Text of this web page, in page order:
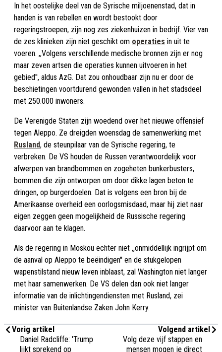
In het oostelijke deel van de Syrische miljoenenstad, dat in
handen is van rebellen en wordt bestookt door
regeringstroepen, zijn nog zes ziekenhuizen in bedrijf. Vier van
de zes klinieken zijn niet geschikt om operaties in uit te
voeren. ,,Volgens verschillende medische bronnen zijn er nog
maar zeven artsen die operaties kunnen uitvoeren in het
gebied'', aldus AzG. Dat zou onhoudbaar zijn nu er door de
beschietingen voortdurend gewonden vallen in het stadsdeel
met 250.000 inwoners.
De Verenigde Staten zijn woedend over het nieuwe offensief
tegen Aleppo. Ze dreigden woensdag de samenwerking met
Rusland, de steunpilaar van de Syrische regering, te
verbreken. De VS houden de Russen verantwoordelijk voor
afwerpen van brandbommen en zogeheten bunkerbusters,
bommen die zijn ontworpen om door dikke lagen beton te
dringen, op burgerdoelen. Dat is volgens een bron bij de
Amerikaanse overheid een oorlogsmisdaad, maar hij ziet naar
eigen zeggen geen mogelijkheid de Russische regering
daarvoor aan te klagen.
Als de regering in Moskou echter niet ,,onmiddellijk ingrijpt om
de aanval op Aleppo te beëindigen'' en de stukgelopen
wapenstilstand nieuw leven inblaast, zal Washington niet langer
met haar samenwerken. De VS delen dan ook niet langer
informatie van de inlichtingendiensten met Rusland, zei
minister van Buitenlandse Zaken John Kerry.
Vorig artikel
Daniel Radcliffe: 'Trump
lijkt sprekend op
Volgend artikel
Volg deze vijf stappen en
mensen mogen je direct